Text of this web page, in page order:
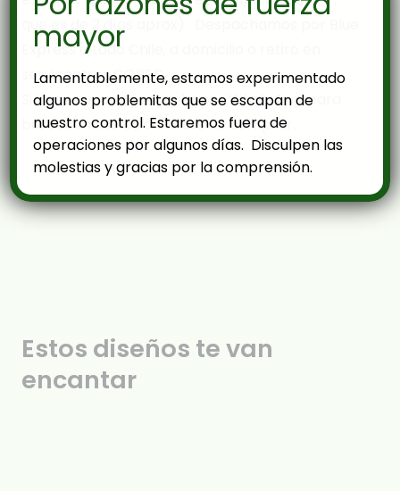
Express a todo Chile, a domicilio o retiro en
servicentros COPEC.
Si tienes apuro, pregunta por WhatsApp para
buscar una solución antes de comprar.
Estos diseños te van
encantar
mayor
Lamentablemente, estamos experimentado
algunos problemitas que se escapan de
nuestro control. Estaremos fuera de
operaciones por algunos días. Disculpen las
molestias y gracias por la comprensión.